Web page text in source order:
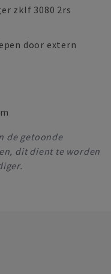
zklf 3080 2rs
door extern
de getoonde
dit dient te worden